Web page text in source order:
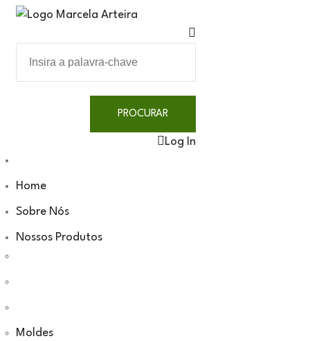
Log In
Home
Sobre Nós
Nossos Produtos
Moldes